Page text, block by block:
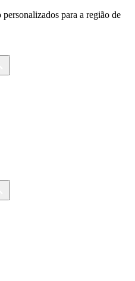
personalizados para a região de